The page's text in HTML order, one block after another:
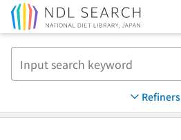
Refiners